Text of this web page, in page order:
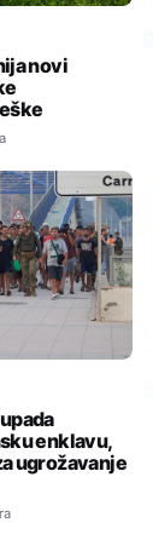
novi
enklavu,
ugrožavanje